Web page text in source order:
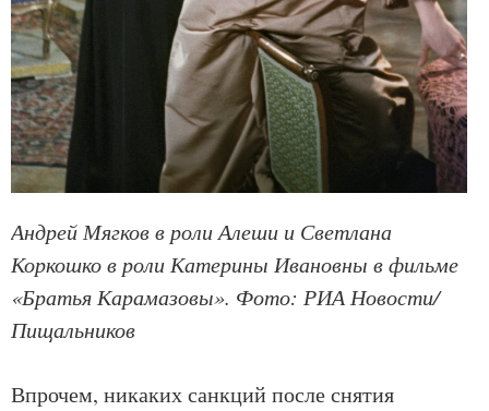
Андрей Мягков в роли Алеши и Светлана
Коркошко в роли Катерины Ивановны в фильме
«Братья Карамазовы». Фото: РИА Новости/
Пищальников
Впрочем, никаких санкций после снятия